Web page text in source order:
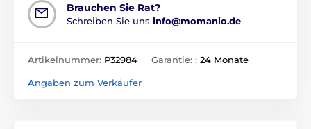
Brauchen Sie Rat?
Schreiben Sie uns info@momanio.de
Artikelnummer: P32984 Garantie: : 24 Monate
Angaben zum Verkäufer